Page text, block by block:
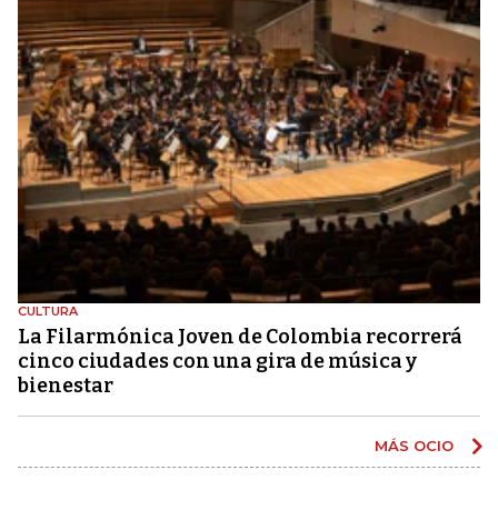
CULTURA
La Filarmónica Joven de Colombia recorrerá
cinco ciudades con una gira de música y
bienestar
MÁS OCIO